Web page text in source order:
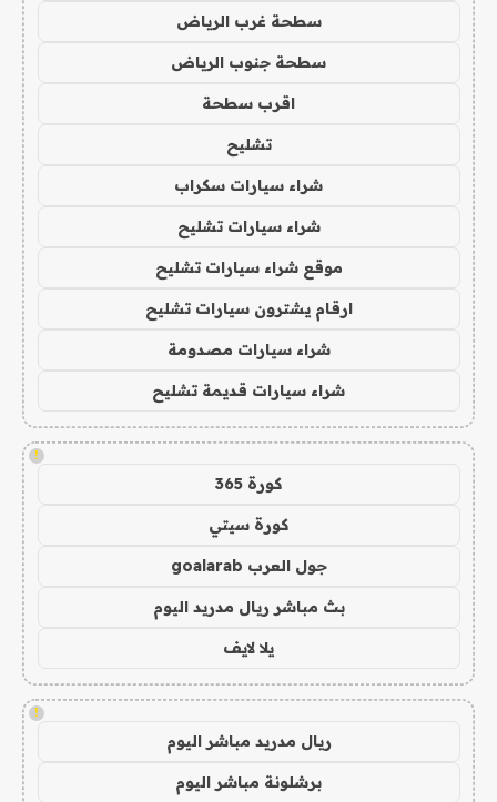
سطحة غرب الرياض
سطحة جنوب الرياض
اقرب سطحة
تشليح
شراء سيارات سكراب
شراء سيارات تشليح
موقع شراء سيارات تشليح
ارقام يشترون سيارات تشليح
شراء سيارات مصدومة
شراء سيارات قديمة تشليح
!
كورة 365
كورة سيتي
جول العرب goalarab
بث مباشر ريال مدريد اليوم
يلا لايف
!
ريال مدريد مباشر اليوم
برشلونة مباشر اليوم